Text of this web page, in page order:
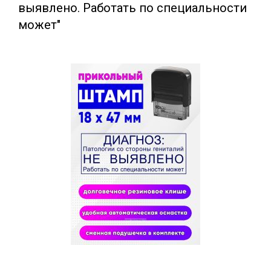
выявлено. Работать по специальности
может"